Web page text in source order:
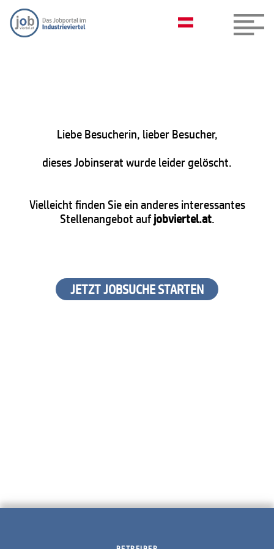
Liebe Besucherin, lieber Besucher,
dieses Jobinserat wurde leider gelöscht.
Vielleicht finden Sie ein anderes interessantes
Stellenangebot aufjobviertel.at.
JETZT JOBSUCHE STARTEN